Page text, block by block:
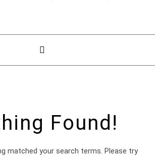
Found!
matched your search terms. Please try